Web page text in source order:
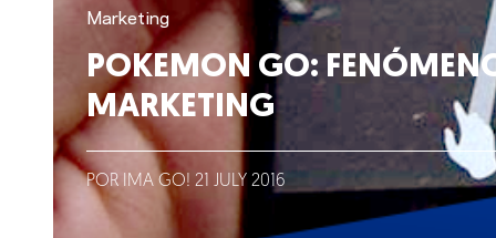
Lo que hacemos
Blog
Talento
Conversemos
Marketing
POKEMON GO:
MARKETING
POR IMA GO! 21 JULY 2016